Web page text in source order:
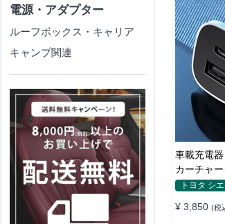
電源・アダプター
ルーフボックス・キャリア
キャンプ関連
車載充電
カーチャ
12V-24V ]
トヨタ シ
¥ 3,850 (税